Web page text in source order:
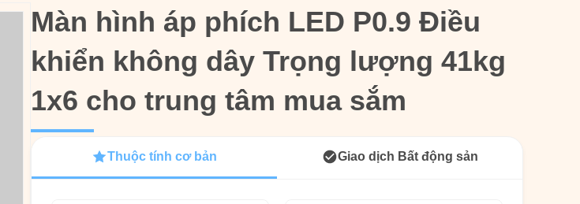
Màn hình áp phích LED P0.9 Điều
khiển không dây Trọng lượng 41kg
1x6 cho trung tâm mua sắm
Màn hình áp phích LED P0.9 Điều
khiển không dây Trọng lượng 41kg
1x6 cho trung tâm mua sắm
Thuộc tính cơ bản Giao dịch Bất động sản